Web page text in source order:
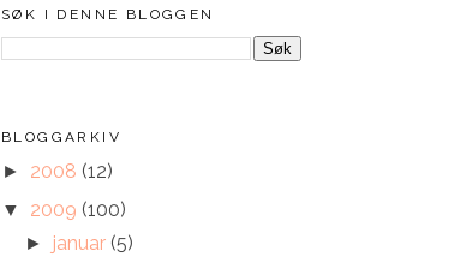
SØK I DENNE BLOGGEN
BLOGGARKIV
► 2008 (12)
▼ 2009 (100)
► januar (5)